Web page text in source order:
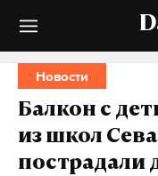
Новости
Балкон с
из школ
пострадали